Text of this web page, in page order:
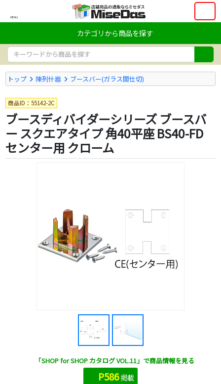
MENU
カテゴリから商品を探す
トップ 陳列什器 ブースバー(ガラス間仕切)
商品ID：55142-2C
ブースディバイダーシリーズ ブースバ
ー スクエアタイプ 角40平座 BS40-FD
センター用 クローム
「SHOP for SHOP カタログ VOL.11」で商品情報を見る
P586掲載